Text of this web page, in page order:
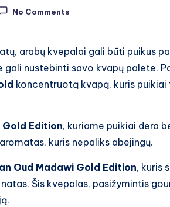
No Comments
arabų kvepalai gali būti puikus
nustebinti savo kvapų palete.
koncentruotą kvapą, kuris
Gold Edition, kuriame puikiai dera
kuris nepaliks abejingų.
Oud Madawi Gold Edition, kuris
Šis kvepalas, pasižymintis